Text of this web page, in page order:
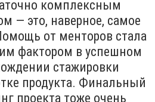
комплексным
— это, наверное, самое
от менторов стала
фактором в успешном
стажировки
продукта. Финальный
проекта тоже очень